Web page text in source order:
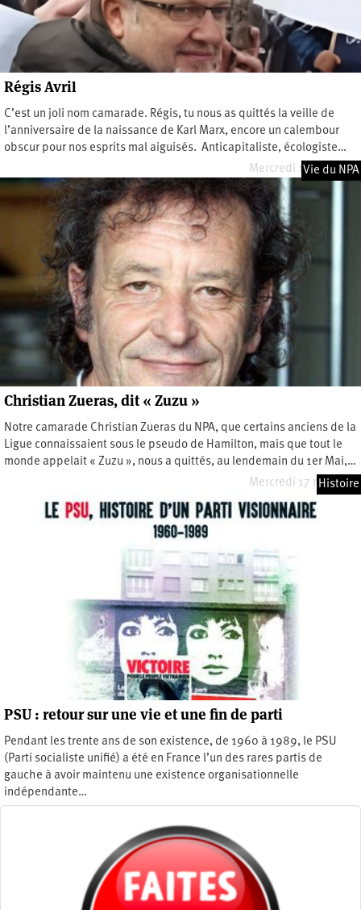
Régis Avril
C’est un joli nom camarade. Régis, tu nous as quittés la veille de
l’anniversaire de la naissance de Karl Marx, encore un calembour
obscur pour nos esprits mal aiguisés. Anticapitaliste, écologiste…
Mercredi 17 mai 2023
Vie du NPA
Christian Zueras, dit « Zuzu »
Notre camarade Christian Zueras du NPA, que certains anciens de la
Ligue connaissaient sous le pseudo de Hamilton, mais que tout le
monde appelait « Zuzu », nous a quittés, au lendemain du 1er Mai,…
Mercredi 17 mai 2023
Histoire
PSU : retour sur une vie et une fin de parti
Pendant les trente ans de son existence, de 1960 à 1989, le PSU
(Parti socialiste unifié) a été en France l’un des rares partis de
gauche à avoir maintenu une existence organisationnelle
indépendante…